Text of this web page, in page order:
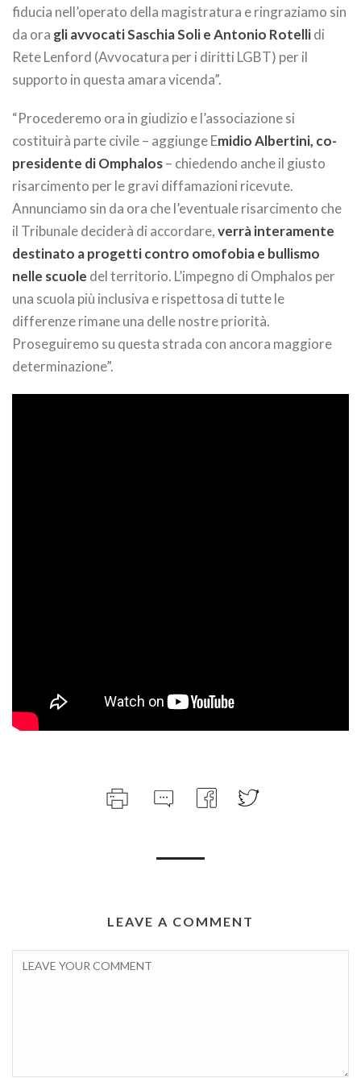
fiducia nell’operato della magistratura e ringraziamo sin
da ora gli avvocati Saschia Soli e Antonio Rotellidi
Rete Lenford (Avvocatura per i diritti LGBT) per il
supporto in questa amara vicenda”.
“Procederemo ora in giudizio e l’associazione si
costituirà parte civile – aggiunge Emidio Albertini, co-
presidente di Omphalos– chiedendo anche il giusto
risarcimento per le gravi diffamazioni ricevute.
Annunciamo sin da ora che l’eventuale risarcimento che
il Tribunale deciderà di accordare,verrà interamente
destinato a progetti contro omofobia e bullismo
nelle scuole del territorio. L’impegno di Omphalos per
una scuola più inclusiva e rispettosa di tutte le
differenze rimane una delle nostre priorità.
Proseguiremo su questa strada con ancora maggiore
determinazione”.
LEAVE A COMMENT